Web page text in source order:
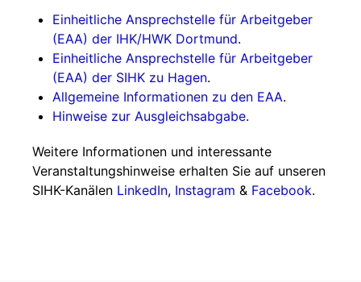
Einheitliche Ansprechstelle für Arbeitgeber
(EAA) der IHK/HWK Dortmund.
Einheitliche Ansprechstelle für Arbeitgeber
(EAA) der SIHK zu Hagen.
Allgemeine Informationen zu den EAA.
Hinweise zur Ausgleichsabgabe.
Weitere Informationen und interessante
Veranstaltungshinweise erhalten Sie auf unseren
SIHK-Kanälen LinkedIn, Instagram & Facebook.